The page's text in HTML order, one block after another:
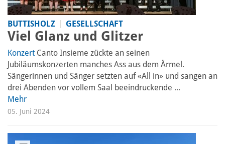
BUTTISHOLZ GESELLSCHAFT
Viel Glanz und Glitzer
Konzert Canto Insieme zückte an seinen
Jubiläumskonzerten manches Ass aus dem Ärmel.
Sängerinnen und Sänger setzten auf «All in» und sangen an
drei Abenden vor vollem Saal beeindruckende ...
Mehr
05. Juni 2024